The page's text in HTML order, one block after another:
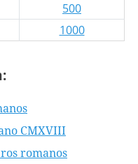
500
1000
CMXVIII
romanos